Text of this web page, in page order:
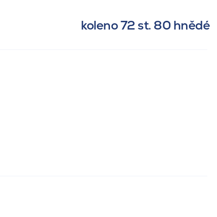
koleno 72 st. 80 hnědé